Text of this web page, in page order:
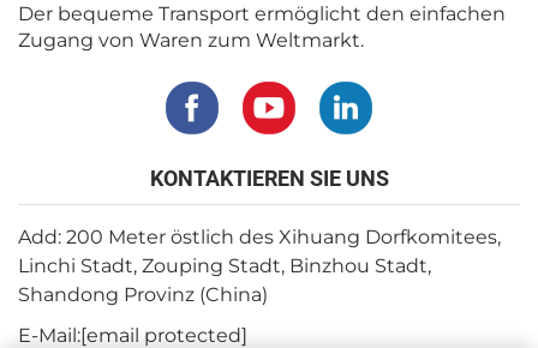
Der bequeme Transport ermöglicht den einfachen
Zugang von Waren zum Weltmarkt.
KONTAKTIEREN SIE UNS
Add: 200 Meter östlich des Xihuang Dorfkomitees,
Linchi Stadt, Zouping Stadt, Binzhou Stadt,
Shandong Provinz (China)
E-Mail:[email protected]